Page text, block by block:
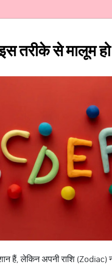
तरीके से मालूम
हैं, लेकिन अपनी राशि (Zodiac)